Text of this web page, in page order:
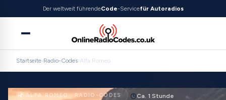
Der weltweit führendeCode-Servicefür Autoradios
Startseite›Radio-Codes›Alfa Romeo
ALFA ROMEO · RADIO-CODES Ca. 1 Stunde